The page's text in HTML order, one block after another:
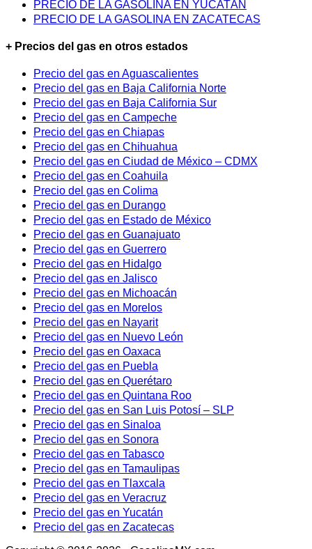
PRECIO DE LA GASOLINA EN YUCATÁN
PRECIO DE LA GASOLINA EN ZACATECAS
+ Precios del gas en otros estados
Precio del gas en Aguascalientes
Precio del gas en Baja California Norte
Precio del gas en Baja California Sur
Precio del gas en Campeche
Precio del gas en Chiapas
Precio del gas en Chihuahua
Precio del gas en Ciudad de México – CDMX
Precio del gas en Coahuila
Precio del gas en Colima
Precio del gas en Durango
Precio del gas en Estado de México
Precio del gas en Guanajuato
Precio del gas en Guerrero
Precio del gas en Hidalgo
Precio del gas en Jalisco
Precio del gas en Michoacán
Precio del gas en Morelos
Precio del gas en Nayarit
Precio del gas en Nuevo León
Precio del gas en Oaxaca
Precio del gas en Puebla
Precio del gas en Querétaro
Precio del gas en Quintana Roo
Precio del gas en San Luis Potosí – SLP
Precio del gas en Sinaloa
Precio del gas en Sonora
Precio del gas en Tabasco
Precio del gas en Tamaulipas
Precio del gas en Tlaxcala
Precio del gas en Veracruz
Precio del gas en Yucatán
Precio del gas en Zacatecas